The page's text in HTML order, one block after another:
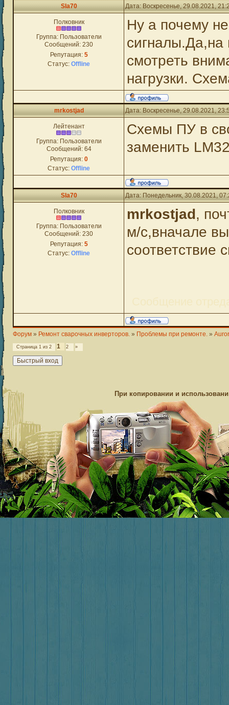
Sla70 Дата: Воскресенье, 29.08.2021,
Полковник
Группа: Пользователи
Сообщений: 230
Репутация: 5
Статус: Offline
Ну а почему
сигналы.Да,на
смотреть
нагрузки.
mrkostjad Дата: Воскресенье, 29.08.2021,
Лейтенант
Группа: Пользователи
Сообщений: 64
Репутация: 0
Статус: Offline
Схемы ПУ в
заменить
Sla70 Дата: Понедельник, 30.08.2021,
Полковник
Группа: Пользователи
Сообщений: 230
Репутация: 5
Статус: Offline
mrkostjad,
м/с,вначале
соответствие
Форум » Ремонт сварочных инверторов. » Проблемы при ремонте. »
Страница 1 из 2 1 2 »
При копировании и